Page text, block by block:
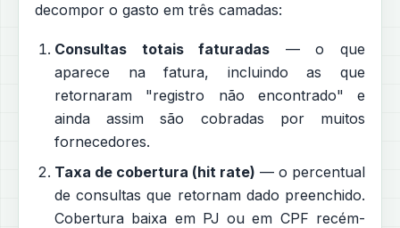
decompor o gasto em três camadas:
Consultas totais faturadas — o que
aparece na fatura, incluindo as que
retornaram "registro não encontrado" e
ainda assim são cobradas por muitos
fornecedores.
Taxa de cobertura (hit rate) — o percentual
de consultas que retornam dado preenchido.
Cobertura baixa em PJ ou em CPF recém-